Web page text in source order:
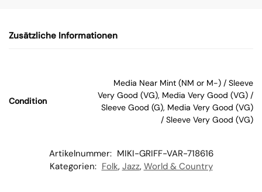
W
b
Zusätzliche Informationen
Condition
Media Near Mint (NM or M-) / Sleeve
Very Good (VG), Media Very Good (VG) /
Sleeve Good (G), Media Very Good (VG)
/ Sleeve Very Good (VG)
Artikelnummer: MIKI-GRIFF-VAR-718616
Kategorien: Folk, Jazz, World & Country